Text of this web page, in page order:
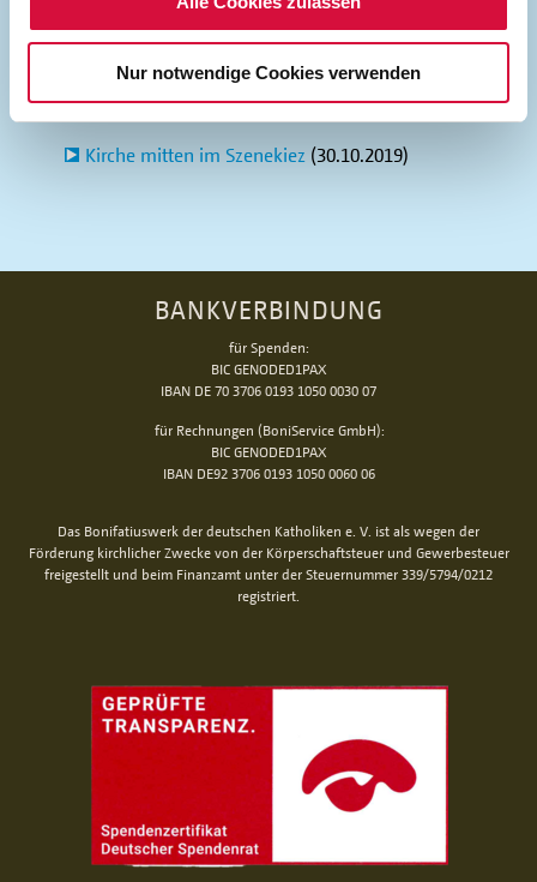
Nur notwendige Cookies verwenden
Mehr zum Thema
Kirche mitten im Szenekiez (30.10.2019)
BANKVERBINDUNG
für Spenden:
BIC GENODED1PAX
IBAN DE 70 3706 0193 1050 0030 07
für Rechnungen (BoniService GmbH):
BIC GENODED1PAX
IBAN DE92 3706 0193 1050 0060 06
Das Bonifatiuswerk der deutschen Katholiken e. V. ist als wegen der
Förderung kirchlicher Zwecke von der Körperschaftsteuer und Gewerbesteuer
freigestellt und beim Finanzamt unter der Steuernummer 339/5794/0212
registriert.